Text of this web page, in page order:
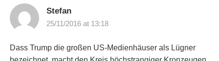
Stefan
25/11/2016 at 13:18
Dass Trump die großen US-Medienhäuser als Lügner